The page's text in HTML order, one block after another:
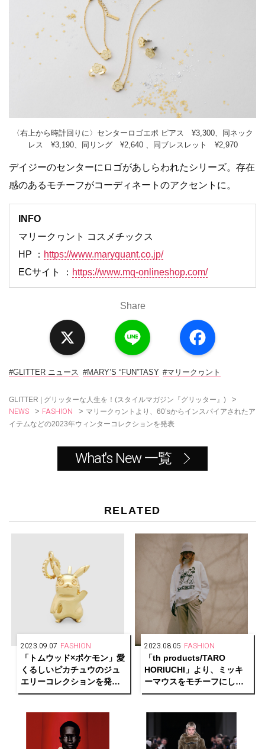
〈右上から時計回りに〉センターロゴエポ ピアス ¥3,300、同ネック
レス ¥3,190、同リング ¥2,640 、同ブレスレット ¥2,970
デイジーのセンターにロゴがあしらわれたシリーズ。存在
感のあるモチーフがコーディネートのアクセントに。
INFO
マリークヮント コスメチックス
HP ： https://www.maryquant.co.jp/
ECサイト ： https://www.mq-onlineshop.com/
Share
a
c
o
#GLITTER ニュース #MARY’S “FUN”TASY #マリークヮント
GLITTER | グリッターな人生を！(スタイルマガジン『グリッター』) >
NEWS > FASHION > マリークヮントより、60’sからインスパイアされたア
イテムなどの2023年ウィンターコレクションを発表
What's New 一覧
RELATED
2023.09.07 FASHION
「トムウッド×ポケモン」愛
くるしいピカチュウのジュ
エリーコレクションを発
売！
2023.08.05 FASHION
「th products/TARO
HORIUCHI」より、ミッキ
ーマウスをモチーフにした
スペシャルアイテムを発売